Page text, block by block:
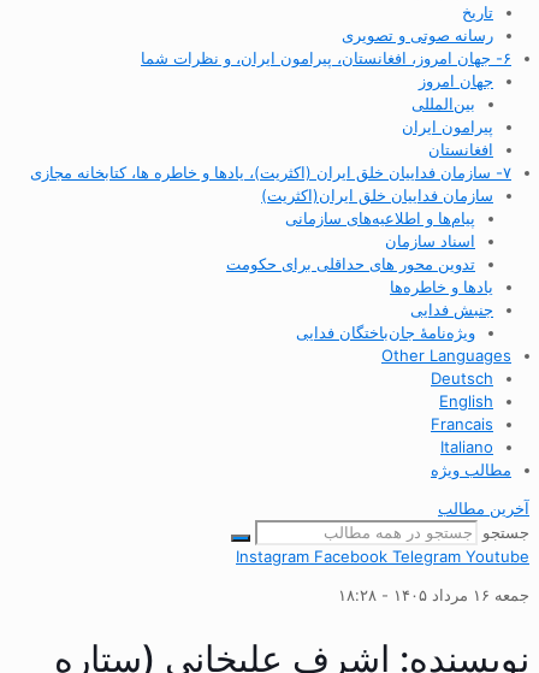
تاریخ
رسانه صوتی و تصویری
۶- جهان امروز، افغانستان، پیرامون ایران، و نظرات شما
جهان امروز
بین‌المللی
پیرامون ایران
افغانستان
۷- سازمان فداییان خلق ایران (اکثریت)، یادها و خاطره ها، کتابخانه مجازی
سازمان فداییان خلق ایران(اکثریت)
پیام‌ها و اطلاعیه‌های سازمانی
اسناد سازمان
تدوین محور های حداقلی برای حکومت
یادها و خاطره‌ها
جنبش فدایی
ویژه‌نامهٔ جان‌باختگان فدایی
Other Languages
Deutsch
English
Francais
Italiano
مطالب ویژه
آخرین مطالب
جستجو
Instagram Facebook Telegram Youtube
جمعه ۱۶ مرداد ۱۴۰۵ - ۱۸:۲۸
نویسنده: اشرف علیخانی (ستاره